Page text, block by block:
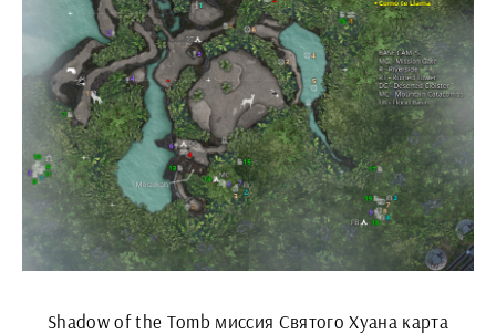
Shadow of the Tomb миссия Святого Хуана карта